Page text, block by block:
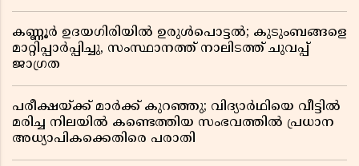
കണ്ണൂർ ഉദയഗിരിയിൽ ഉരുൾപൊട്ടൽ; കുടുംബങ്ങളെ
മാറ്റിപ്പാർപ്പിച്ചു, സംസ്ഥാനത്ത് നാലിടത്ത് ചുവപ്പ്
ജാഗ്രത
പരീക്ഷയ്ക്ക് മാർക്ക് കുറഞ്ഞു; വിദ്യാർഥിയെ വീട്ടിൽ
മരിച്ച നിലയിൽ കണ്ടെത്തിയ സംഭവത്തിൽ പ്രധാന
അധ്യാപികക്കെതിരെ പരാതി